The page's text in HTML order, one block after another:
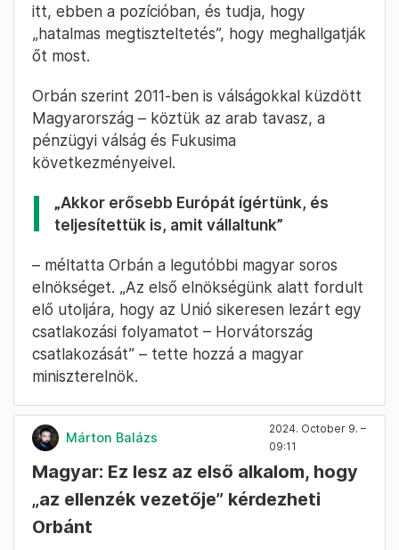
itt, ebben a pozícióban, és tudja, hogy
„hatalmas megtiszteltetés”, hogy meghallgatják
őt most.
Orbán szerint 2011-ben is válságokkal küzdött
Magyarország – köztük az arab tavasz, a
pénzügyi válság és Fukusima
következményeivel.
„Akkor erősebb Európát ígértünk, és
teljesítettük is, amit vállaltunk”
– méltatta Orbán a legutóbbi magyar soros
elnökséget. „Az első elnökségünk alatt fordult
elő utoljára, hogy az Unió sikeresen lezárt egy
csatlakozási folyamatot – Horvátország
csatlakozását” – tette hozzá a magyar
miniszterelnök.
Márton Balázs
2024. October 9. –
09:11
Magyar: Ez lesz az első alkalom, hogy
„az ellenzék vezetője” kérdezheti
Orbánt